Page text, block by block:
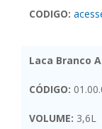
CODIGO:
Laca Branco
CÓDIGO:
VOLUME: 3,6L